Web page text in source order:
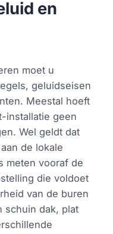
en
moet u
geluidseisen
Meestal hoeft
installatie geen
Wel geldt dat
de lokale
meten vooraf de
die voldoet
van de buren
schuin dak, plat